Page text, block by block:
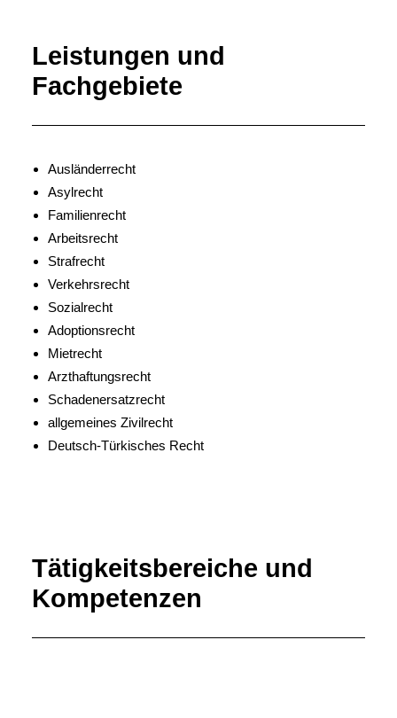
Leistungen und
Fachgebiete
Ausländerrecht
Asylrecht
Familienrecht
Arbeitsrecht
Strafrecht
Verkehrsrecht
Sozialrecht
Adoptionsrecht
Mietrecht
Arzthaftungsrecht
Schadenersatzrecht
allgemeines Zivilrecht
Deutsch-Türkisches Recht
Tätigkeitsbereiche und
Kompetenzen